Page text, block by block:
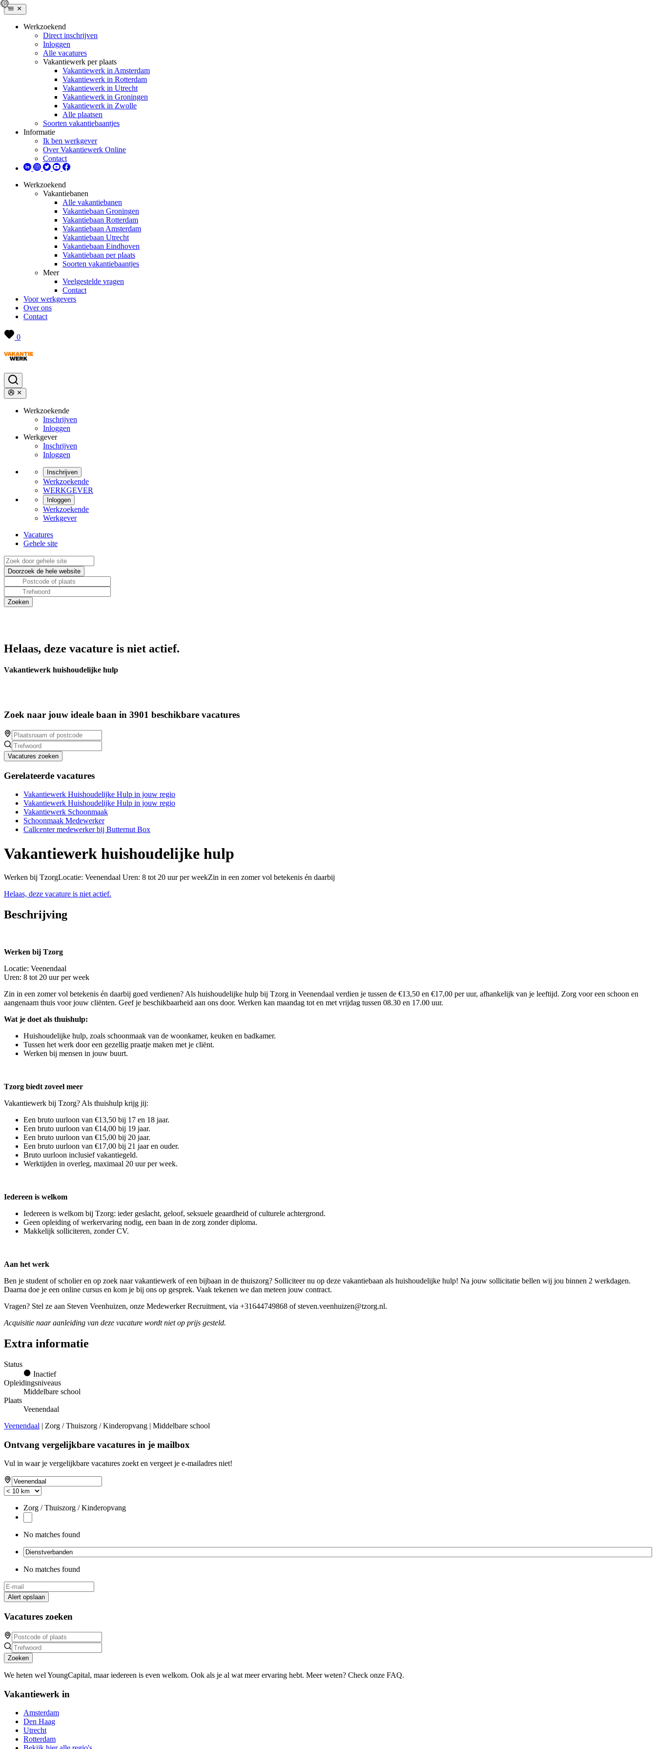
Werkzoekend
Direct inschrijven
Inloggen
Alle vacatures
Vakantiewerk per plaats
Vakantiewerk in Amsterdam
Vakantiewerk in Rotterdam
Vakantiewerk in Utrecht
Vakantiewerk in Groningen
Vakantiewerk in Zwolle
Alle plaatsen
Soorten vakantiebaantjes
Informatie
Ik ben werkgever
Over Vakantiewerk Online
Contact
Werkzoekend
Vakantiebanen
Alle vakantiebanen
Vakantiebaan Groningen
Vakantiebaan Rotterdam
Vakantiebaan Amsterdam
Vakantiebaan Utrecht
Vakantiebaan Eindhoven
Vakantiebaan per plaats
Soorten vakantiebaantjes
Meer
Veelgestelde vragen
Contact
Voor werkgevers
Over ons
Contact
0
Werkzoekende
Inschrijven
Inloggen
Werkgever
Inschrijven
Inloggen
Inschrijven
Werkzoekende
WERKGEVER
Inloggen
Werkzoekende
Werkgever
Vacatures
Gehele site
Helaas, deze vacature is niet actief.
Vakantiewerk huishoudelijke hulp
Zoek naar jouw ideale baan in 3901 beschikbare vacatures
Vacatures zoeken
Gerelateerde vacatures
Vakantiewerk Huishoudelijke Hulp in jouw regio
Vakantiewerk Huishoudelijke Hulp in jouw regio
Vakantiewerk Schoonmaak
Schoonmaak Medewerker
Callcenter medewerker bij Butternut Box
Vakantiewerk huishoudelijke hulp
Werken bij TzorgLocatie: Veenendaal Uren: 8 tot 20 uur per weekZin in een zomer vol betekenis én daarbij
Helaas, deze vacature is niet actief.
Beschrijving
Werken bij Tzorg
Locatie: Veenendaal
Uren: 8 tot 20 uur per week
Zin in een zomer vol betekenis én daarbij goed verdienen? Als huishoudelijke hulp bij Tzorg in Veenendaal verdien je tussen de €13,50 en €17,00 per uur, afhankelijk van je leeftijd. Zorg voor een schoon en
aangenaam thuis voor jouw cliënten. Geef je beschikbaarheid aan ons door. Werken kan maandag tot en met vrijdag tussen 08.30 en 17.00 uur.
Wat je doet als thuishulp:
Huishoudelijke hulp, zoals schoonmaak van de woonkamer, keuken en badkamer.
Tussen het werk door een gezellig praatje maken met je cliënt.
Werken bij mensen in jouw buurt.
Tzorg biedt zoveel meer
Vakantiewerk bij Tzorg? Als thuishulp krijg jij:
Een bruto uurloon van €13,50 bij 17 en 18 jaar.
Een bruto uurloon van €14,00 bij 19 jaar.
Een bruto uurloon van €15,00 bij 20 jaar.
Een bruto uurloon van €17,00 bij 21 jaar en ouder.
Bruto uurloon inclusief vakantiegeld.
Werktijden in overleg, maximaal 20 uur per week.
Iedereen is welkom
Iedereen is welkom bij Tzorg: ieder geslacht, geloof, seksuele geaardheid of culturele achtergrond.
Geen opleiding of werkervaring nodig, een baan in de zorg zonder diploma.
Makkelijk solliciteren, zonder CV.
Aan het werk
Ben je student of scholier en op zoek naar vakantiewerk of een bijbaan in de thuiszorg? Solliciteer nu op deze vakantiebaan als huishoudelijke hulp! Na jouw sollicitatie bellen wij jou binnen 2 werkdagen.
Daarna doe je een online cursus en kom je bij ons op gesprek. Vaak tekenen we dan meteen jouw contract.
Vragen? Stel ze aan Steven Veenhuizen, onze Medewerker Recruitment, via +31644749868 of steven.veenhuizen@tzorg.nl.
Acquisitie naar aanleiding van deze vacature wordt niet op prijs gesteld.
Extra informatie
Status
Inactief
Opleidingsniveaus
Middelbare school
Plaats
Veenendaal
Veenendaal | Zorg / Thuiszorg / Kinderopvang | Middelbare school
Ontvang vergelijkbare vacatures in je mailbox
Vul in waar je vergelijkbare vacatures zoekt en vergeet je e-mailadres niet!
Zorg / Thuiszorg / Kinderopvang
No matches found
No matches found
Alert opslaan
Vacatures zoeken
Zoeken
We heten wel YoungCapital, maar iedereen is even welkom. Ook als je al wat meer ervaring hebt. Meer weten? Check onze FAQ.
Vakantiewerk in
Amsterdam
Den Haag
Utrecht
Rotterdam